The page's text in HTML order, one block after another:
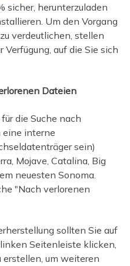
sicher, herunterzuladen
Um den Vorgang
verdeutlichen, stellen
auf die Sie sich
Dateien
die Suche nach
eine interne
sein)
Mojave, Catalina, Big
neuesten Sonoma.
"Nach verlorenen
sollten Sie auf
Seitenleiste klicken,
erstellen, um weiteren